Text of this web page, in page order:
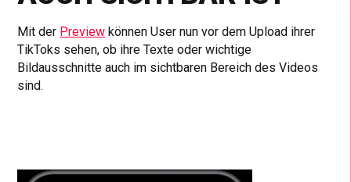
Mit der Preview können User nun vor dem Upload ihrer
TikToks sehen, ob ihre Texte oder wichtige
Bildausschnitte auch im sichtbaren Bereich des Videos
sind.